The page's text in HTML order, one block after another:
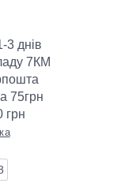
3 днів
7КМ
75грн
грн